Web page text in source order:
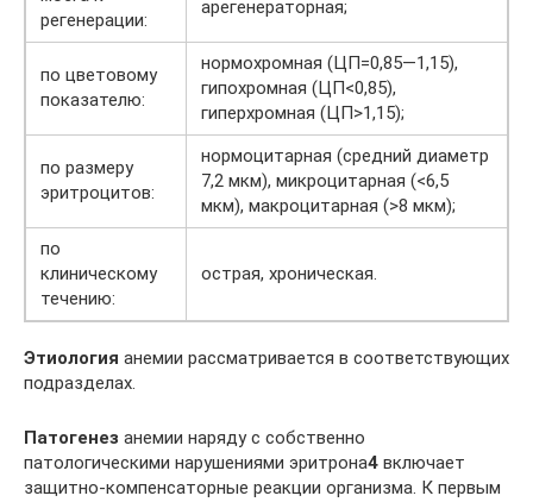
регенерации:
арегенераторная;
по цветовому
показателю:
нормохромная (ЦП=0,85—1,15),
гипохромная (ЦП<0,85),
гиперхромная (ЦП>1,15);
по размеру
эритроцитов:
нормоцитарная (средний диаметр
7,2 мкм), микроцитарная (<6,5
мкм), макроцитарная (>8 мкм);
по
клиническому
течению:
острая, хроническая.
Этиология анемии рассматривается в соответствующих
подразделах.
Патогенез анемии наряду с собственно
патологическими нарушениями эритрона4 включает
защитно-компенсаторные реакции организма. К первым